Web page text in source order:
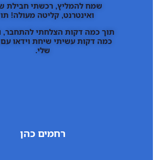
שמח להמליץ, רכשתי חבילת
ואינטרנט, קליטה מעולה! תודה
תוך כמה דקות הצלחתי להתחבר,
כמה דקות עשיתי שיחת וידאו עם
שלי.
רחמים כהן